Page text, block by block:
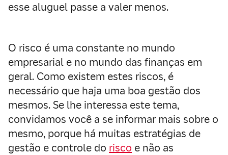
esse aluguel passe a valer menos.
O risco é uma constante no mundo
empresarial e no mundo das finanças em
geral. Como existem estes riscos, é
necessário que haja uma boa gestão dos
mesmos. Se lhe interessa este tema,
convidamos você a se informar mais sobre o
mesmo, porque há muitas estratégias de
gestão e controle do risco e não as